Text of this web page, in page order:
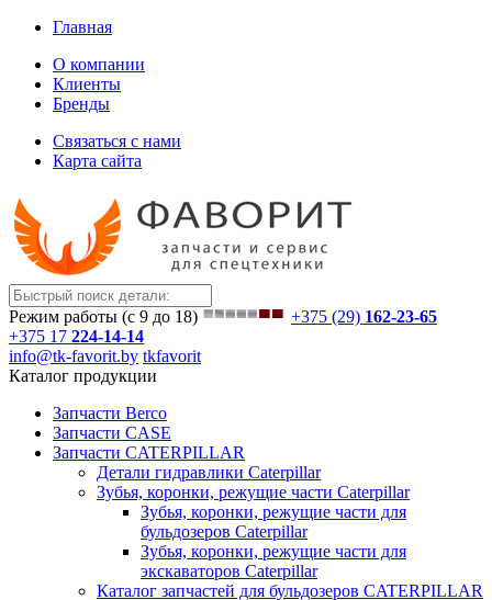
Главная
О компании
Клиенты
Бренды
Связаться с нами
Карта сайта
Режим работы (с 9 до 18) +375 (29) 162-23-65
+375 17 224-14-14
info@tk-favorit.by tkfavorit
Каталог продукции
Запчасти Berco
Запчасти CASE
Запчасти CATERPILLAR
Детали гидравлики Caterpillar
Зубья, коронки, режущие части Caterpillar
Зубья, коронки, режущие части для
бульдозеров Caterpillar
Зубья, коронки, режущие части для
экскаваторов Caterpillar
Каталог запчастей для бульдозеров CATERPILLAR